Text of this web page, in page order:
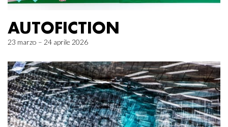
AUTOFICTION
23 marzo – 24 aprile 2026